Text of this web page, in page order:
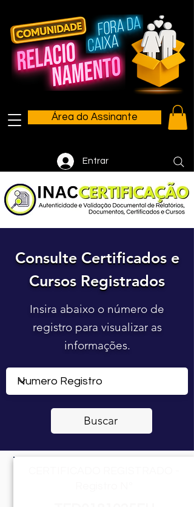
Área do Assinante
Entrar
Consulte Certificados e
Cursos Registrados
Consulte Certificados e
Cursos Registrados
Insira abaixo o número de
registro para visualizar as
informações.
Buscar